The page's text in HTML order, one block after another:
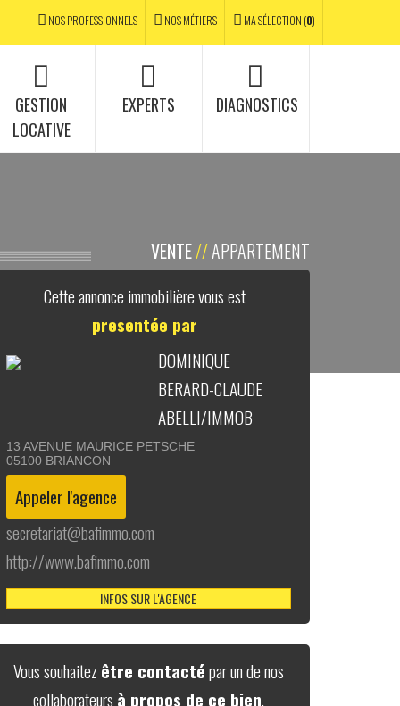
MA SÉLECTION (0)
NOS MÉTIERS
NOS PROFESSIONNELS
GESTION
LOCATIVE
EXPERTS DIAGNOSTICS
VENTE//APPARTEMENT
Cette annonce immobilière vous est
presentée par
DOMINIQUE
BERARD-CLAUDE
ABELLI/IMMOB
13 AVENUE MAURICE PETSCHE
05100 BRIANCON
secretariat@bafimmo.com
http://www.bafimmo.com
INFOS SUR L'AGENCE
Vous souhaitez être contactépar un de nos
collaborateurs à propos de ce bien.